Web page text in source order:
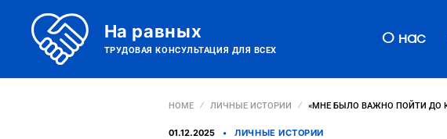
На равных
ТРУДОВАЯ КОНСУЛЬТАЦИЯ ДЛЯ ВСЕХ
О нас
HOME ЛИЧНЫЕ ИСТОРИИ «МНЕ БЫЛО ВАЖНО ПОЙТИ ДО
01.12.2025 ЛИЧНЫЕ ИСТОРИИ